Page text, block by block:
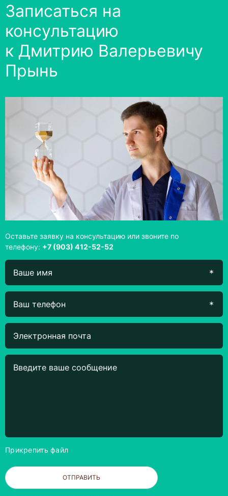
Записаться на
консультацию
к Дмитрию Валерьевичу
Прынь
Оставьте заявку на консультацию или звоните по
телефону: +7 (903) 412-52-52
Прикрепить файл
ОТПРАВИТЬ